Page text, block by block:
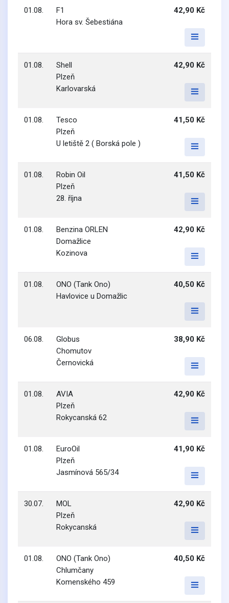
01.08.
F1
Hora sv. Šebestiána
42,90 Kč
01.08.
Shell
Plzeň
Karlovarská
42,90 Kč
01.08.
Tesco
Plzeň
U letiště 2 ( Borská pole )
41,50 Kč
01.08.
Robin Oil
Plzeň
28. října
41,50 Kč
01.08.
Benzina ORLEN
Domažlice
Kozinova
42,90 Kč
01.08.
ONO (Tank Ono)
Havlovice u Domažlic
40,50 Kč
06.08.
Globus
Chomutov
Černovická
38,90 Kč
01.08.
AVIA
Plzeň
Rokycanská 62
42,90 Kč
01.08.
EuroOil
Plzeň
Jasmínová 565/34
41,90 Kč
30.07.
MOL
Plzeň
Rokycanská
42,90 Kč
01.08.
ONO (Tank Ono)
Chlumčany
Komenského 459
40,50 Kč